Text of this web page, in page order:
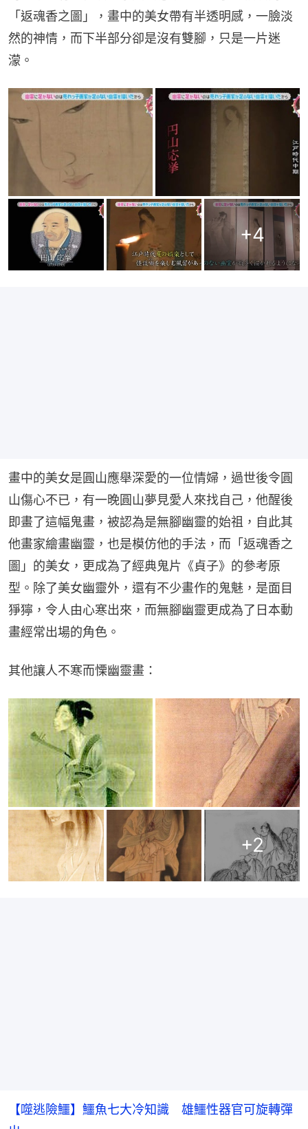
「返魂香之圖」，畫中的美女帶有半透明感，一臉淡
然的神情，而下半部分卻是沒有雙腳，只是一片迷
濛。
+4
畫中的美女是圓山應舉深愛的一位情婦，過世後令圓
山傷心不已，有一晚圓山夢見愛人來找自己，他醒後
即畫了這幅鬼畫，被認為是無腳幽靈的始祖，自此其
他畫家繪畫幽靈，也是模仿他的手法，而「返魂香之
圖」的美女，更成為了經典鬼片《貞子》的參考原
型。除了美女幽靈外，還有不少畫作的鬼魅，是面目
猙獰，令人由心寒出來，而無腳幽靈更成為了日本動
畫經常出場的角色。
其他讓人不寒而慄幽靈畫：
+2
【噬逃險鱷】鱷魚七大冷知識 雄鱷性器官可旋轉彈